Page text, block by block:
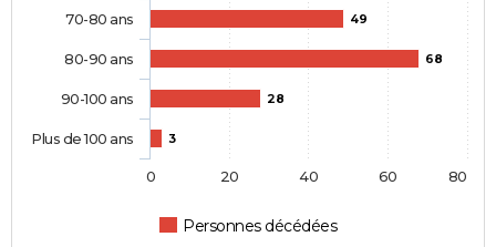
49
68
28
3
Personnes décédées
70-80 ans
80-90 ans
90-100 ans
Plus de 100 ans
0 20 40 60 80